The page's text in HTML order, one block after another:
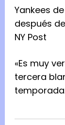
Yankees
después
NY Post
«Es muy
tercera